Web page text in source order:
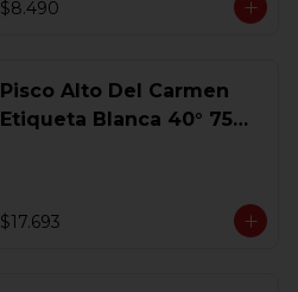
$8.490
Pisco Alto Del Carmen
Etiqueta Blanca 40° 750
$17.693